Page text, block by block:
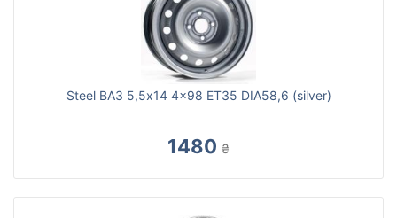
Steel ВАЗ 5,5x14 4x98 ET35 DIA58,6 (silver)
1480 ₴